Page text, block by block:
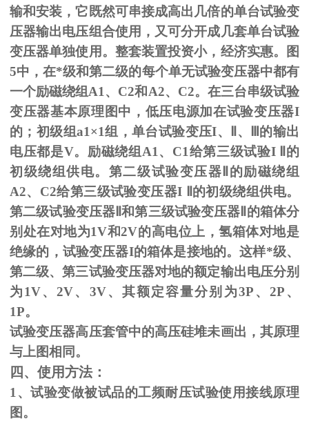
输和安装，它既然可串接成高出几倍的单台试验变
压器输出电压组合使用，又可分开成几套单台试验
变压器单独使用。整套装置投资小，经济实惠。图
5中，在*级和第二级的每个单无试验变压器中都有
一个励磁绕组 A1 、 C2和 A2、 C2。在三台串级试验
变压器基本原理图中，低压电源加在试验变压器I
的；初级组a1×1组，单台试验变压I、 、
的输出
电压都是V。励磁绕组 A1 、 C1给第三级试验I
Ⅱ的
初级绕组供电。第二级试验变压器Ⅱ的励磁绕组
A2、C2给第三级试验变压器I Ⅱ的初级绕组供电。
第二级试验变压器Ⅱ和第三级试验变压器Ⅱ的箱体分
别处在对地为1V和2V的高电位上，氢箱体对地是
绝缘的，试验变压器I的箱体是接地的。这样*级、
第二级、第三试验变压器对地的额定输出电压分别
为1V、2V、3V、其额定容量分别为3P、2P、
1P。
试验变压器高压套管中的高压硅堆未画出，其原理
与上图相同。
四、使用方法：
1、试验变做被试品的工频耐压试验使用接线原理
图。